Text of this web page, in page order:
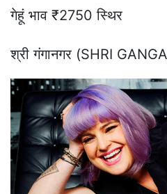
गेहूं भाव ₹2750 स्थिर
श्री गंगानगर (SHRI